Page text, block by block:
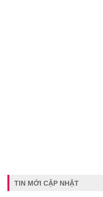
TIN MỚI CẬP NHẬT